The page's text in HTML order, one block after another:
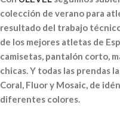
colección de verano para
resultado del trabajo
de los mejores atletas de
camisetas, pantalón corto,
chicas. Y todas las prendas
Coral, Fluor y Mosaic, de
diferentes colores.